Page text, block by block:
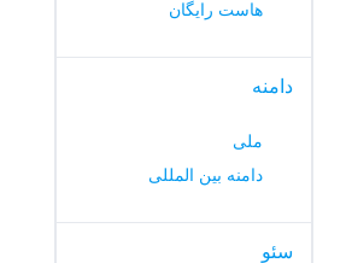
هاست رایگان
دامنه
ملی
دامنه بین المللی
سئو